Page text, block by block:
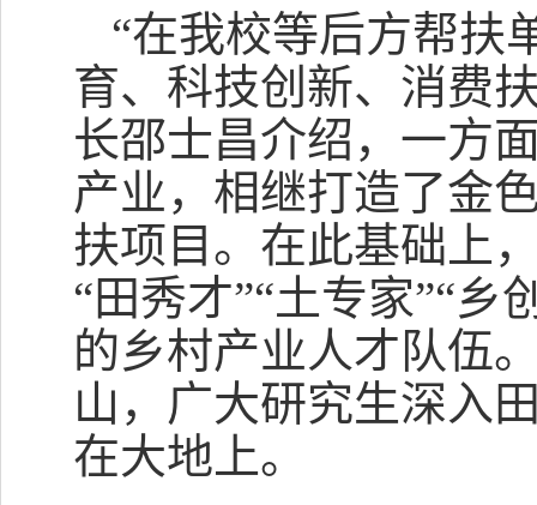
“在我校等后方帮扶
育、科技创新、消费
长邵士昌介绍，一方
产业，相继打造了金
扶项目。在此基础上
“田秀才”“土专家”“
的乡村产业人才队伍
山，广大研究生深入
在大地上。